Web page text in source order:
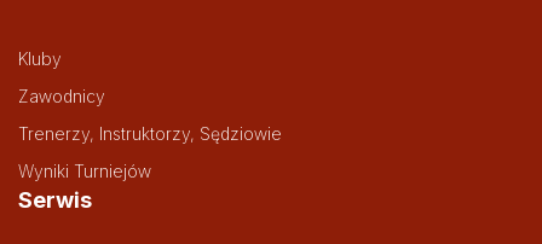
Kluby
Zawodnicy
Trenerzy, Instruktorzy, Sędziowie
Wyniki Turniejów
Serwis